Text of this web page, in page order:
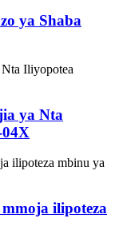
ya Shaba
ya Nta
ilipoteza